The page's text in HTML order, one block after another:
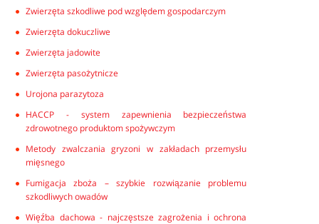
Zwierzęta szkodliwe pod względem gospodarczym
Zwierzęta dokuczliwe
Zwierzęta jadowite
Zwierzęta pasożytnicze
Urojona parazytoza
HACCP - system zapewnienia bezpieczeństwa
zdrowotnego produktom spożywczym
Metody zwalczania gryzoni w zakładach przemysłu
mięsnego
Fumigacja zboża – szybkie rozwiązanie problemu
szkodliwych owadów
Więźba dachowa - najczęstsze zagrożenia i ochrona